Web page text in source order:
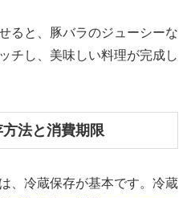
ると、豚バラのジューシーな
チし、美味しい料理が完成し
法と消費期限
、冷蔵保存が基本です。冷蔵